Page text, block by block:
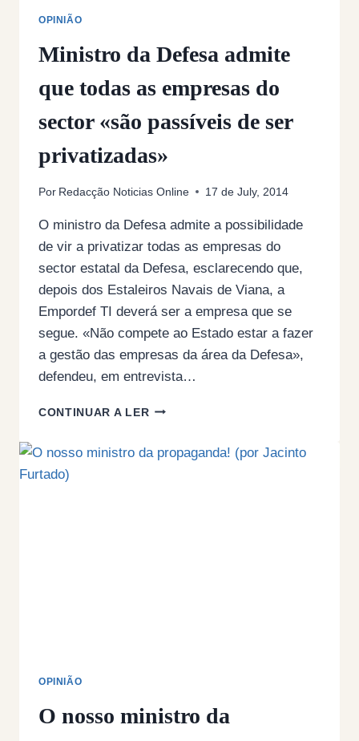
OPINIÃO
Ministro da Defesa admite
que todas as empresas do
sector «são passíveis de ser
privatizadas»
Por Redacção Noticias Online 17 de July, 2014
O ministro da Defesa admite a possibilidade
de vir a privatizar todas as empresas do
sector estatal da Defesa, esclarecendo que,
depois dos Estaleiros Navais de Viana, a
Empordef TI deverá ser a empresa que se
segue. «Não compete ao Estado estar a fazer
a gestão das empresas da área da Defesa»,
defendeu, em entrevista…
CONTINUAR A LERMINISTRO
ADMITE
OPINIÃO
O nosso ministro da